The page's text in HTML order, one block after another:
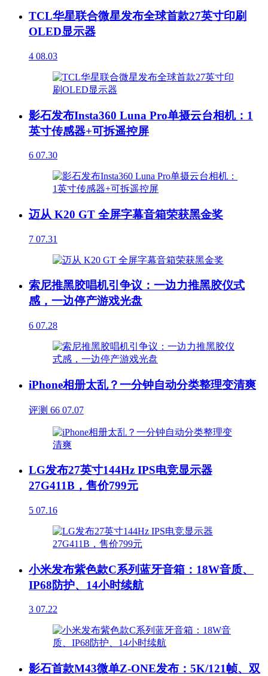
TCL华星联合微星发布全球首款27英寸印刷
OLED显示器
4 08.03
影石发布Insta360 Luna Pro单摄云台相机：1
英寸传感器+可拆遥控屏
6 07.30
迈从 K20 GT 全屏字幕音箱荣获黑金奖
7 07.31
索尼推黑胶唱机引争议：一边力推黑胶仪式
感，一边停产游戏光盘
6 07.28
iPhone相册太乱？一分钟自动分类整理变清爽
评测 66 07.07
LG发布27英寸144Hz IPS电竞显示器
27G411B，售价799元
5 07.16
小米发布紫色款C系列蓝牙音箱：18W音质、
IP68防护、14小时续航
3 07.22
影石首款M43微单Z-ONE发布：5K/121帧、双